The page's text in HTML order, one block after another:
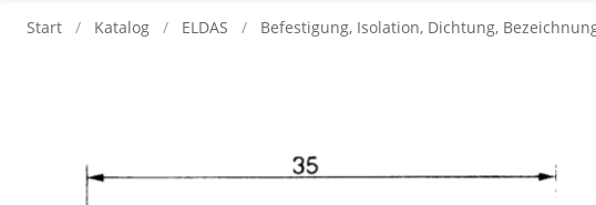
Start Katalog ELDAS Befestigung, Isolation, Dichtung,